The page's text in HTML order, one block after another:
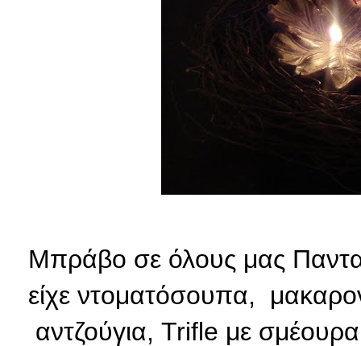
Μπράβο σε όλους μας
είχε ντοματόσουπα,
αντζούγια, Trifle με